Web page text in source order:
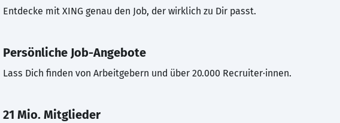
Entdecke mit XING genau den Job, der wirklich zu Dir passt.
Persönliche Job-Angebote
Lass Dich finden von Arbeitgebern und über 20.000 Recruiter·innen.
21 Mio. Mitglieder